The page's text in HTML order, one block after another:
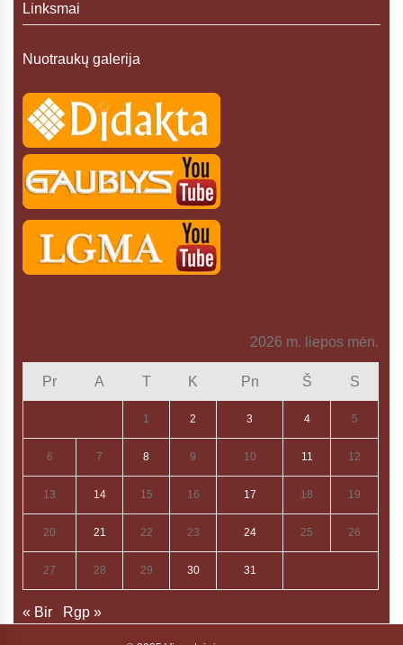
Linksmai
Nuotraukų galerija
2026 m. liepos mėn.
Pr A T K Pn Š S
1 2 3 4 5
6 7 8 9 10 11 12
13 14 15 16 17 18 19
20 21 22 23 24 25 26
27 28 29 30 31
« Bir Rgp »